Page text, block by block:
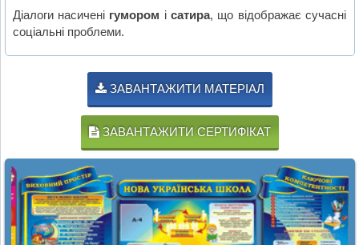
Діалоги насичені гумором ісатира, що відображає сучасні
соціальні проблеми.
ЗАВАНТАЖИТИ МАТЕРІАЛ
ЗАВАНТАЖИТИ СЕРТИФІКАТ